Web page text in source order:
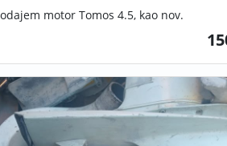
motor Tomos 4.5, kao nov.